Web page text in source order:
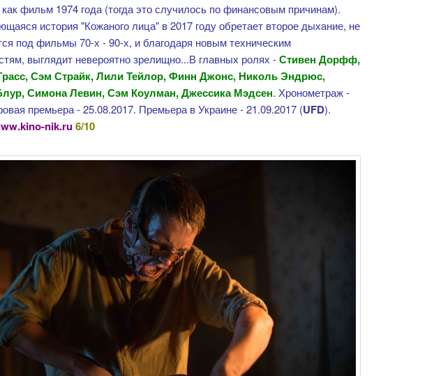
как фильм 1974 года (тогда это случилось по финансовым причинам).
история "Кожаного лица" в 2017 году обретает второе дыхание, не
под фильмы 70-х - 90-х, и благодаря новым техническим
выглядит невероятно зрелищно...В главных ролях - Стивен Дорфф,
Сэм Страйк, Лили Тейлор, Финн Джонс, Николь Эндрюс,
Симона Левин, Сэм Коулман, Джессика Мэдсен. Хронометраж -
премьера - 25.08.2017. Премьера в Украине - 21.09.2017 (UFD).
nik.ru6/10